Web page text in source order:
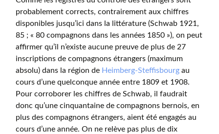
probablement corrects, contrairement aux chiffres
disponibles jusqu’ici dans la littérature (Schwab 1921,
85 ; « 80 compagnons dans les années 1850 »), on peut
affirmer qu’il n’existe aucune preuve de plus de 27
inscriptions de compagnons étrangers (maximum
absolu) dans la région de Heimberg-Steffisbourg au
cours d’une quelconque année entre 1809 et 1908.
Pour corroborer les chiffres de Schwab, il faudrait
donc qu’une cinquantaine de compagnons bernois, en
plus des compagnons étrangers, aient été engagés au
cours d’une année. On ne relève pas plus de dix